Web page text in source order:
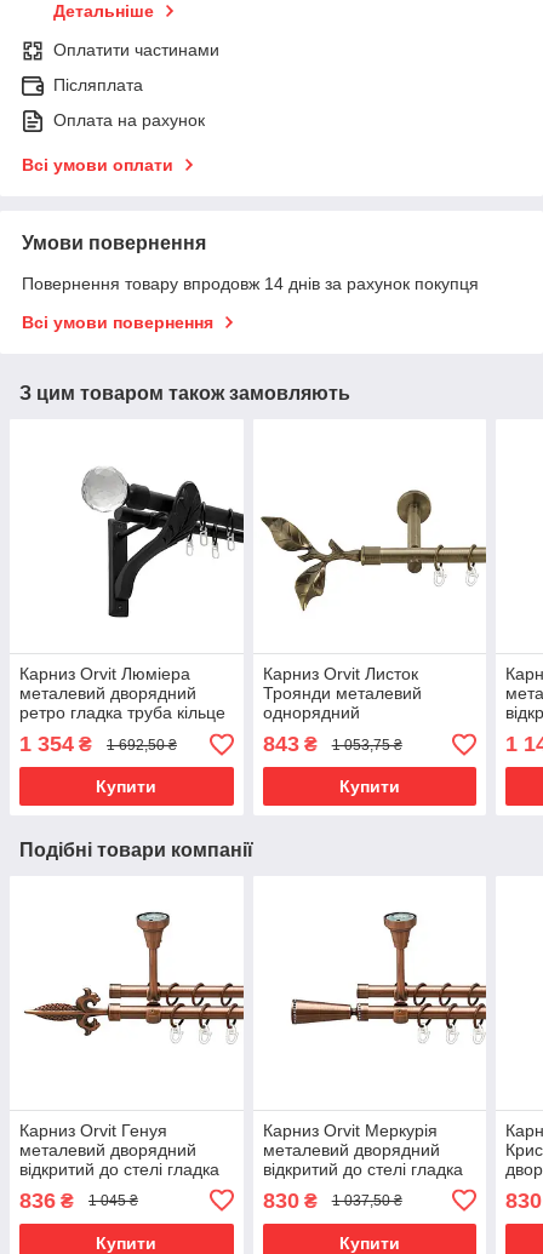
Детальніше
Оплатити частинами
Післяплата
Оплата на рахунок
Всі умови оплати
Умови повернення
Повернення товару впродовж 14 днів за рахунок покупця
Всі умови повернення
З цим товаром також замовляють
Карниз Orvit Люміера
металевий дворядний
ретро гладка труба кільце
металеве Чорний Оксамит
25\19 мм 160 см (00-
00018208)
1 354 ₴ 1 692,50 ₴
Купити
Карниз Orvit Листок
Троянди металевий
однорядний
циліндр+профіль (16 см)
гладка труба кільце
металеве Антик 19 мм 300
см (3999023)
843₴ 1 053,75 ₴
Купити
1
Подібні товари компанії
Карниз Orvit Генуя
металевий дворядний
відкритий до стелі гладка
Мідь 16\16 мм 200 см (00-
00020094)
836 ₴ 1 045 ₴
Купити
Карниз Orvit Меркурія
металевий дворядний
відкритий до стелі гладка
Мідь 16\16 мм 160 см (00-
00020163)
830₴ 1 037,50 ₴
Купити
160
830